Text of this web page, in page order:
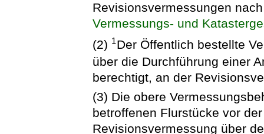
Revisionsvermessungen
Vermessungs- und
(2) 1Der Öffentlich bestellte
über die Durchführung einer
berechtigt, an der
(3) Die obere
betroffenen Flurstücke vor
Revisionsvermessung über